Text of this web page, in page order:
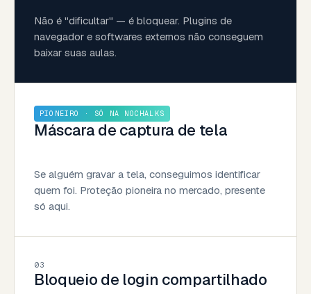
Não é "dificultar" — é bloquear. Plugins de
navegador e softwares externos não conseguem
baixar suas aulas.
PIONEIRO · SÓ NA NOCHALKS
Máscara de captura de tela
Se alguém gravar a tela, conseguimos identificar
quem foi. Proteção pioneira no mercado, presente
só aqui.
03
Bloqueio de login compartilhado